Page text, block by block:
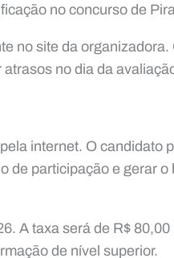
no concurso de
no site da organizadora.
no dia da
internet. O candidato
de participação e gerar o
A taxa será de R$
de nível superior.